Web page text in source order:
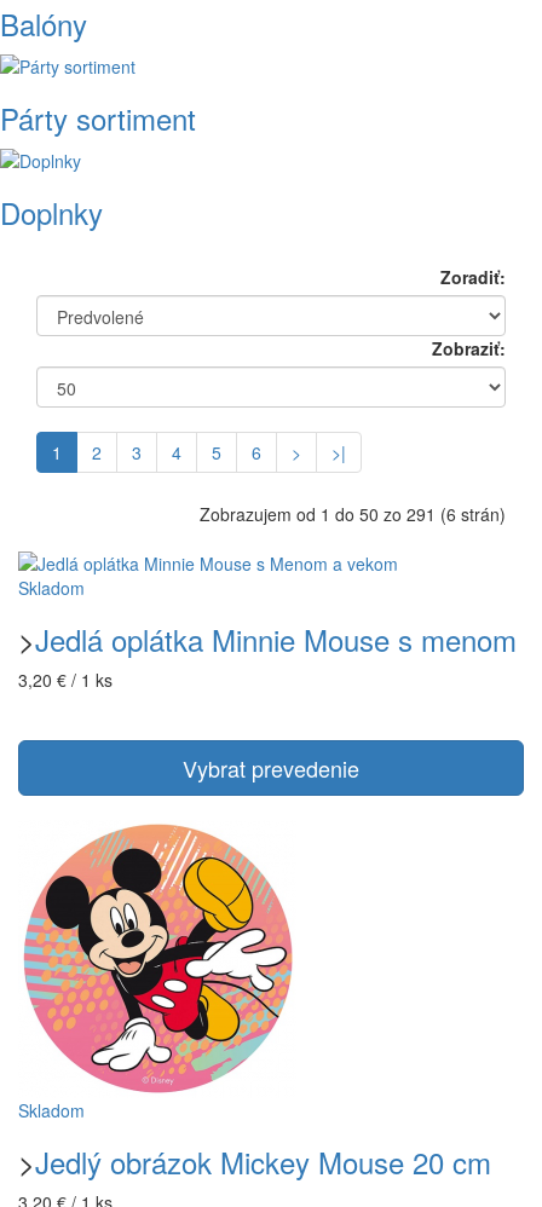
Balóny
Párty sortiment
Doplnky
Zoradiť:
Zobraziť:
1 2 3 4 5 6 > >|
Zobrazujem od 1 do 50 zo 291 (6 strán)
Skladom
>Jedlá oplátka Minnie Mouse s menom
3,20 € / 1 ks
Vybrat prevedenie
Skladom
>Jedlý obrázok Mickey Mouse 20 cm